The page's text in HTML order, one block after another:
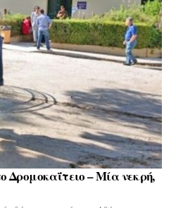
Δρομοκαΐτειο – Μία νεκρή,